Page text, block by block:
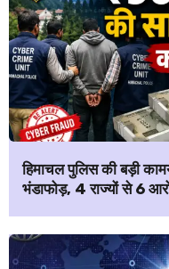
हिमाचल पुलिस की बड़ी
भंडाफोड़, 4 राज्यों से 6